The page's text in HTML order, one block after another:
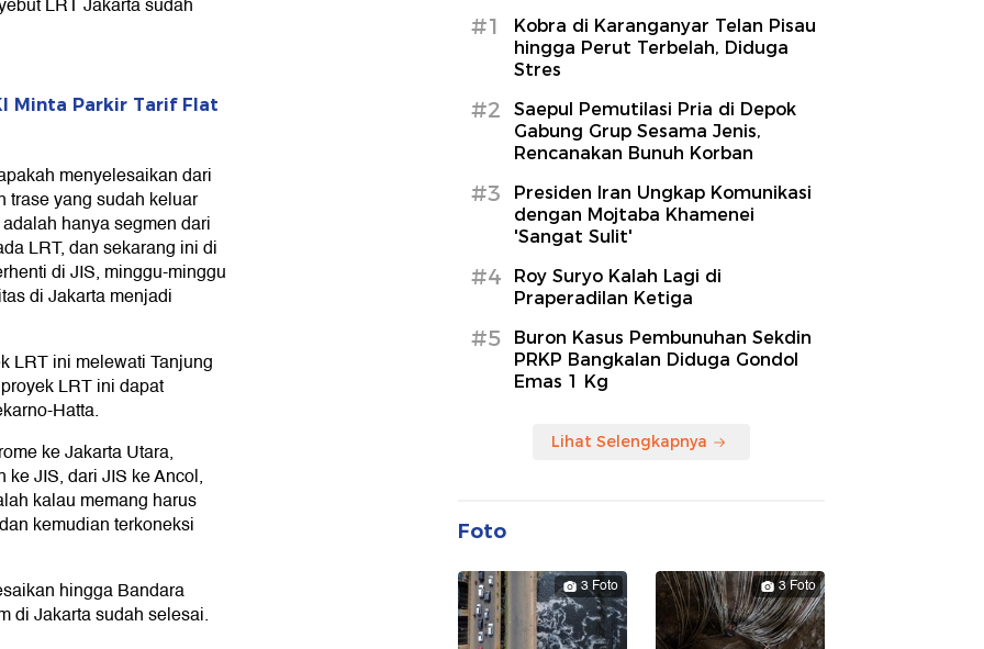
LRT Jakarta sudah
Minta Parkir Tarif Flat
menyelesaikan dari
trase yang sudah keluar
hanya segmen dari
LRT, dan sekarang ini di
di JIS, minggu-minggu
di Jakarta menjadi
LRT ini melewati Tanjung
LRT ini dapat
Hatta.
ke Jakarta Utara,
JIS, dari JIS ke Ancol,
kalau memang harus
kemudian terkoneksi
hingga Bandara
di Jakarta sudah selesai.
#1
Kobra di Karanganyar Telan Pisau
hingga Perut Terbelah, Diduga
Stres
#2
Saepul Pemutilasi Pria di Depok
Gabung Grup Sesama Jenis,
Rencanakan Bunuh Korban
#3
Presiden Iran Ungkap Komunikasi
dengan Mojtaba Khamenei
'Sangat Sulit'
#4
Roy Suryo Kalah Lagi di
Praperadilan Ketiga
#5
Buron Kasus Pembunuhan Sekdin
PRKP Bangkalan Diduga Gondol
Emas 1 Kg
Lihat Selengkapnya
Foto
3 Foto 3 Foto